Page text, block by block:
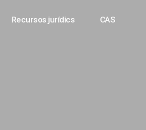
Recursos jurídics CAS